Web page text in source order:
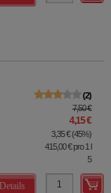
2
7,50 €
4,15 €
3,35 €(45%)
415,00 €pro 1 l
5
Details